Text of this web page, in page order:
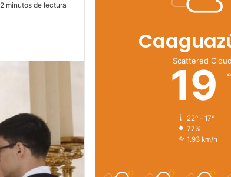
2 minutos de lectura
Scattered
19
22º - 17º
77%
1.93 km/h